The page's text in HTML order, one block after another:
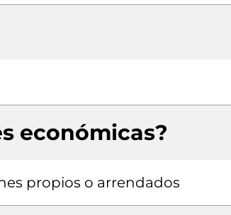
económicas?
propios o arrendados